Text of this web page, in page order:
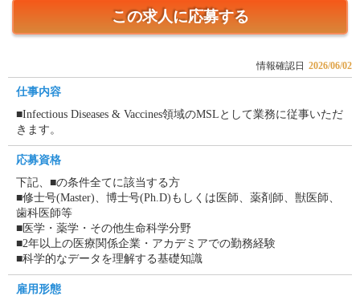
この求人に応募する
情報確認日 2026/06/02
仕事内容
■Infectious Diseases & Vaccines領域のMSLとして業務に従事いただ
きます。
応募資格
下記、■の条件全てに該当する方
■修士号(Master)、博士号(Ph.D)もしくは医師、薬剤師、獣医師、
歯科医師等
■医学・薬学・その他生命科学分野
■2年以上の医療関係企業・アカデミアでの勤務経験
■科学的なデータを理解する基礎知識
雇用形態